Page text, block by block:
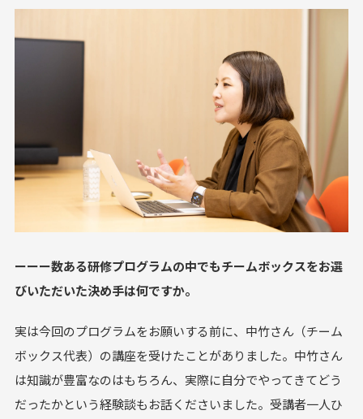
ーーー数ある研修プログラムの中でもチームボックスをお選
びいただいた決め手は何ですか。
実は今回のプログラムをお願いする前に、中竹さん（チーム
ボックス代表）の講座を受けたことがありました。中竹さん
は知識が豊富なのはもちろん、実際に自分でやってきてどう
だったかという経験談もお話くださいました。受講者一人ひ